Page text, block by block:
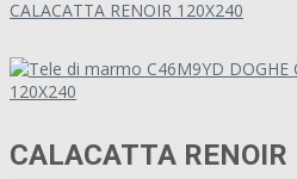
CALACATTA RENOIR